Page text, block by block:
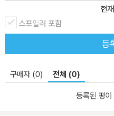
다. 3장에서는 자포자기는 죄악이
여라, 나의 변신은 무죄다, 우울은
은 다 사소하다고 일깨워준다. 4장
는 늘 옆에 있다, 깨어 있는 내가 아
다고 말한다. 5장에서는 빨리 여
깊이 몰입하기, 자주 멈춰 서기 등
현재
스포일러 포함
등
구매자 (0) 전체 (0)
등록된 평